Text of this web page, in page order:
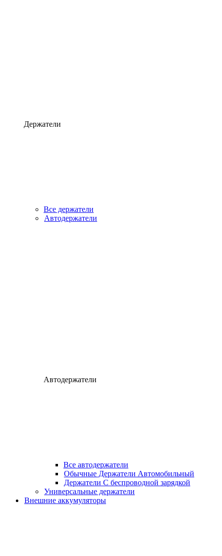
Держатели
Все держатели
Автодержатели
Автодержатели
Все автодержатели
Обычные Держатели Автомобильный
Держатели С беспроводной зарядкой
Универсальные держатели
Внешние аккумуляторы